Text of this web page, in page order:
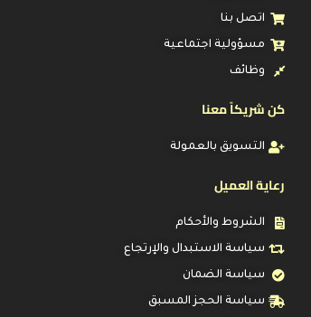
اتصل بنا
مسؤولية اجتماعية
وظائف
كن شريكاً معنا
التسويق بالعمولة
رعاية العميل
الشروط والأحكام
سياسة الاستبدال والإرتجاع
سياسة الضمان
سياسة الحجز المسبق